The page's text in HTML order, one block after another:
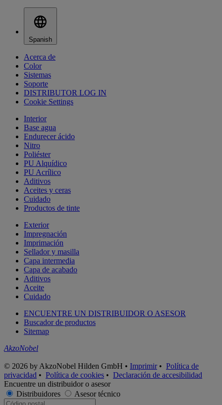
Spanish
Acerca de
Color
Sistemas
Soporte
DISTRIBUTOR LOG IN
Cookie Settings
Interior
Base agua
Endurecer ácido
Nitro
Poliéster
PU Alquídico
PU Acrílico
Aditivos
Aceites y ceras
Cuidado
Productos de tinte
Exterior
Impregnación
Imprimación
Sellador y masilla
Capa intermedia
Capa de acabado
Aditivos
Aceite
Cuidado
ENCUENTRE UN DISTRIBUIDOR O ASESOR
Buscador de productos
Sitemap
AkzoNobel
© 2026 by AkzoNobel Hilden GmbH • Imprimir• Política de
privacidad • Política de cookies • Declaración de accesibilidad
Encuentre un distribuidor o asesor
Distribuidores
Asesor técnico